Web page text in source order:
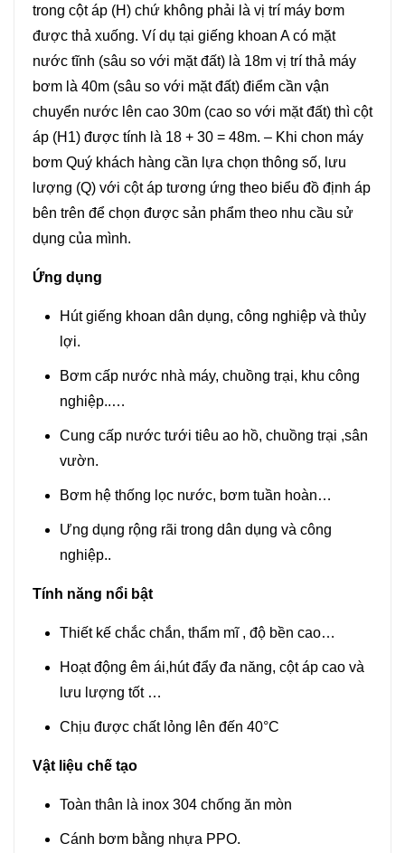
trong cột áp (H) chứ không phải là vị trí máy bơm
được thả xuống. Ví dụ tại giếng khoan A có mặt
nước tĩnh (sâu so với mặt đất) là 18m vị trí thả máy
bơm là 40m (sâu so với mặt đất) điểm cần vận
chuyển nước lên cao 30m (cao so với mặt đất) thì cột
áp (H1) được tính là 18 + 30 = 48m. – Khi chon máy
bơm Quý khách hàng cần lựa chọn thông số, lưu
lượng (Q) với cột áp tương ứng theo biểu đồ định áp
bên trên để chọn được sản phẩm theo nhu cầu sử
dụng của mình.
Ứng dụng
Hút giếng khoan dân dụng, công nghiệp và thủy
lợi.
Bơm cấp nước nhà máy, chuồng trại, khu công
nghiệp..…
Cung cấp nước tưới tiêu ao hồ, chuồng trại ,sân
vườn.
Bơm hệ thống lọc nước, bơm tuần hoàn…
Ưng dụng rộng rãi trong dân dụng và công
nghiệp..
Tính năng nổi bật
Thiết kế chắc chắn, thẩm mĩ , độ bền cao…
Hoạt động êm ái,hút đẩy đa năng, cột áp cao và
lưu lượng tốt …
Chịu được chất lỏng lên đến 40°C
Vật liệu chế tạo
Toàn thân là inox 304 chống ăn mòn
Cánh bơm bằng nhựa PPO.